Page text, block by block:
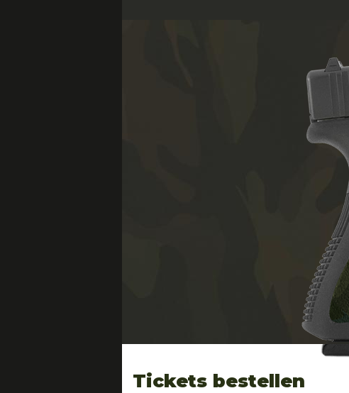
Tickets bestellen